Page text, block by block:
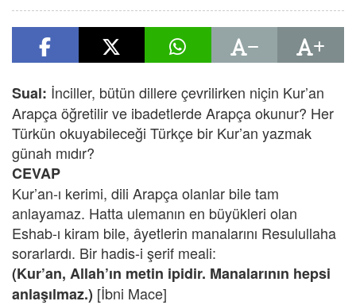
Sual: İnciller, bütün dillere çevrilirken niçin Kur’an
Arapça öğretilir ve ibadetlerde Arapça okunur? Her
Türkün okuyabileceği Türkçe bir Kur’an yazmak
günah mıdır?
CEVAP
Kur’an-ı kerimi, dili Arapça olanlar bile tam
anlayamaz. Hatta ulemanın en büyükleri olan
Eshab-ı kiram bile, âyetlerin manalarını Resulullaha
sorarlardı. Bir hadis-i şerif meali:
(Kur’an, Allah’ın metin ipidir. Manalarının hepsi
anlaşılmaz.) [İbni Mace]